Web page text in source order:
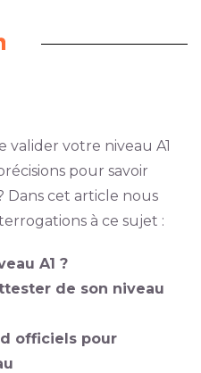
LinkedIn
valider votre niveau A1
pour savoir
Dans cet article nous
à ce sujet :
A1 ?
de son niveau
officiels pour